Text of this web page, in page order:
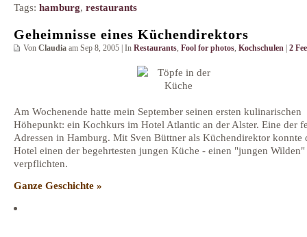
Tags: hamburg, restaurants
Geheimnisse eines Küchendirektors
Von Claudia am Sep 8, 2005 | In Restaurants Fool for photos Kochschulen | 2
Am Wochenende hatte mein September seinen ersten kulinarischen
Höhepunkt: ein Kochkurs im Hotel Atlantic an der Alster. Eine der
Adressen in Hamburg. Mit Sven Büttner als Küchendirektor konnte
Hotel einen der begehrtesten jungen Küche - einen "jungen Wilden"
verpflichten.
Ganze Geschichte »